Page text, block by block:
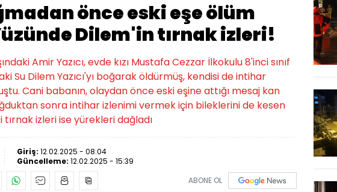
önce eski eşe ölüm
Dilem'in tırnak izleri!
Amir Yazıcı, evde kızı Mustafa Cezzar İlkokulu 8'inci sınıf
Su Dilem Yazıcı'yı boğarak öldürmüş, kendisi de intihar
Cani babanın, olaydan önce eski eşine attığı mesaj kan
sonra intihar izlenimi vermek için bileklerini de kesen
tırnak izleri ise yürekleri dağladı
Giriş: 12.02.2025 - 08:04
Güncelleme: 12.02.2025 - 15:39
ABONE OL